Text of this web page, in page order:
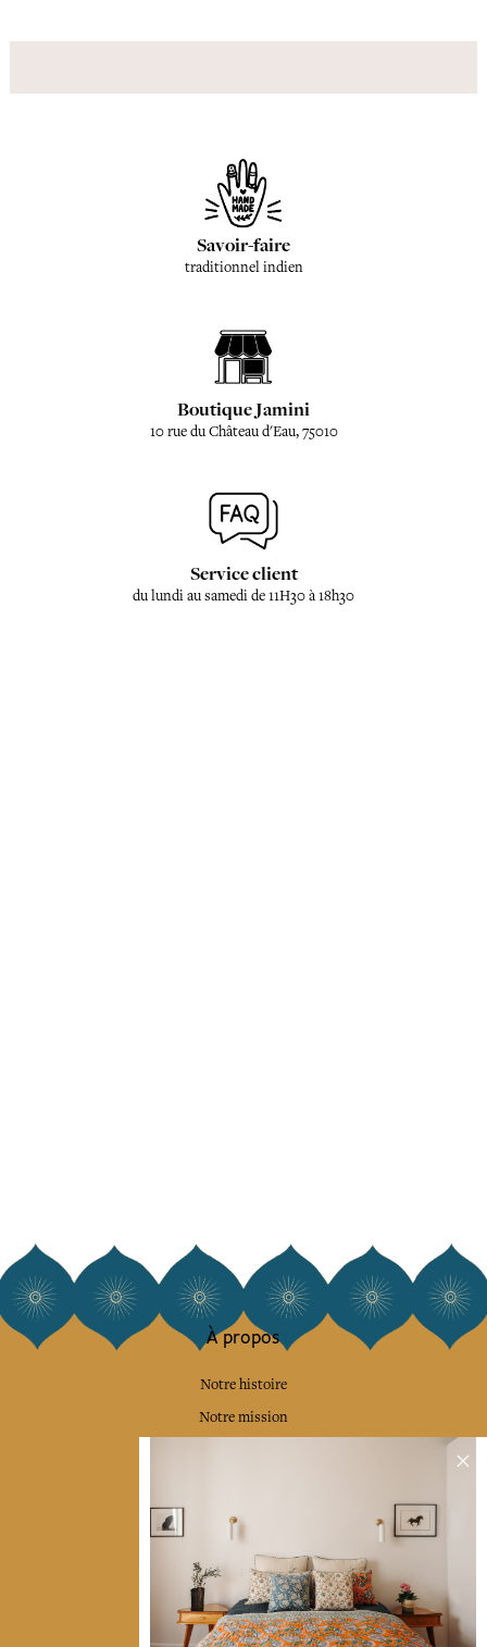
Savoir-faire
traditionnel indien
Boutique Jamini
10 rue du Château d'Eau, 75010
Service client
du lundi au samedi de 11H30 à 18h30
À propos
Notre histoire
Notre mission
Collections
Déco & Linge de maison
Linge de table